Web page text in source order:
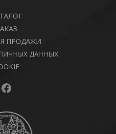
ПРОДАЖИ
ДАННЫХ
Facebook